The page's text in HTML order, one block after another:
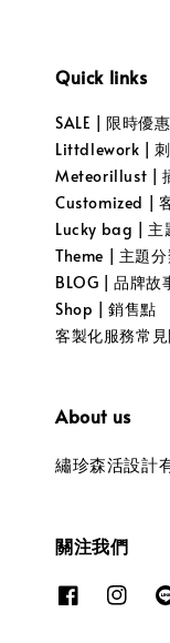
Quick links
SALE | 限時優惠
Littdlework |
Meteorillust |
Customized |
Lucky bag | 主
Theme | 主題
BLOG | 品牌故
Shop | 銷售點
客製化服務常
About us
繡珍森活設計
關注我們